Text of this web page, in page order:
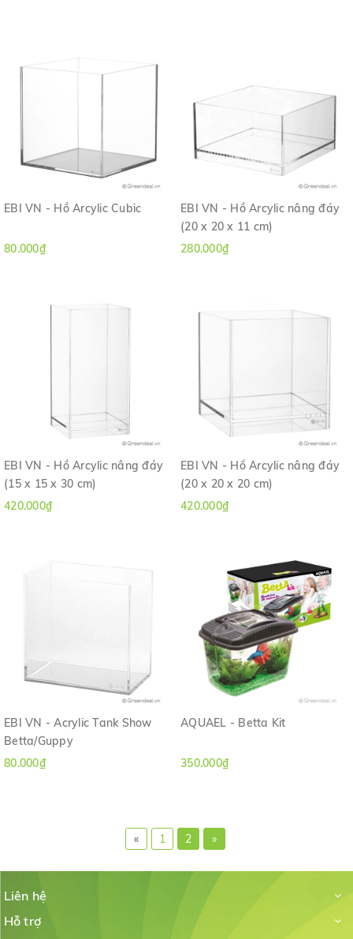
EBI VN - Hồ Arcylic Cubic
80.000₫
EBI VN - Hồ Arcylic nâng đáy
(20 x 20 x 11 cm)
280.000₫
EBI VN - Hồ Arcylic nâng đáy
(15 x 15 x 30 cm)
420.000₫
EBI VN - Hồ Arcylic nâng đáy
(20 x 20 x 20 cm)
420.000₫
EBI VN - Acrylic Tank Show
Betta/Guppy
80.000₫
AQUAEL - Betta Kit
350.000₫
« 1 2 »
Liên hệ
Hỗ trợ